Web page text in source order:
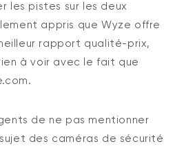
les pistes sur les deux
appris que Wyze offre
rapport qualité-prix,
à voir avec le fait que
de ne pas mentionner
des caméras de sécurité